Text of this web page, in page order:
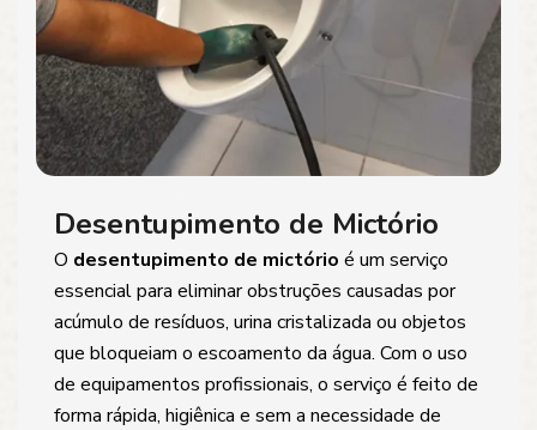
Desentupimento de Mictório
O desentupimento de mictório é um serviço
essencial para eliminar obstruções causadas por
acúmulo de resíduos, urina cristalizada ou objetos
que bloqueiam o escoamento da água. Com o uso
de equipamentos profissionais, o serviço é feito de
forma rápida, higiênica e sem a necessidade de